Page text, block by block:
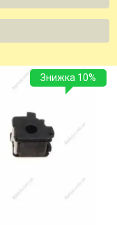
Знижка 10%